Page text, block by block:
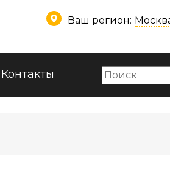
Ваш регион:
Контакты